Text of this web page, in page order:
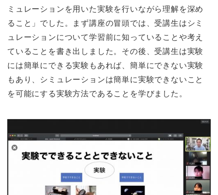
ミュレーションを用いた実験を行いながら理解を深め
ること」でした。まず講座の冒頭では、受講生はシミ
ュレーションについて学習前に知っていることや考え
ていることを書き出しました。その後、受講生は実験
には簡単にできる実験もあれば、簡単にできない実験
もあり、シミュレーションは簡単に実験できないこと
を可能にする実験方法であることを学びました。